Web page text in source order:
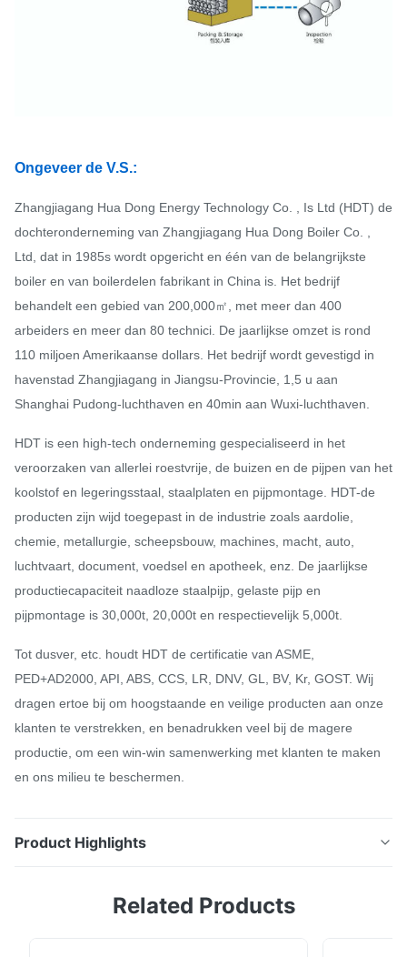
Ongeveer de V.S.:
Zhangjiagang Hua Dong Energy Technology Co. , Is Ltd (HDT) de
dochteronderneming van Zhangjiagang Hua Dong Boiler Co. ,
Ltd, dat in 1985s wordt opgericht en één van de belangrijkste
boiler en van boilerdelen fabrikant in China is. Het bedrijf
behandelt een gebied van 200,000㎡, met meer dan 400
arbeiders en meer dan 80 technici. De jaarlijkse omzet is rond
110 miljoen Amerikaanse dollars. Het bedrijf wordt gevestigd in
havenstad Zhangjiagang in Jiangsu-Provincie, 1,5 u aan
Shanghai Pudong-luchthaven en 40min aan Wuxi-luchthaven.
HDT is een high-tech onderneming gespecialiseerd in het
veroorzaken van allerlei roestvrije, de buizen en de pijpen van het
koolstof en legeringsstaal, staalplaten en pijpmontage. HDT-de
producten zijn wijd toegepast in de industrie zoals aardolie,
chemie, metallurgie, scheepsbouw, machines, macht, auto,
luchtvaart, document, voedsel en apotheek, enz. De jaarlijkse
productiecapaciteit naadloze staalpijp, gelaste pijp en
pijpmontage is 30,000t, 20,000t en respectievelijk 5,000t.
Tot dusver, etc. houdt HDT de certificatie van ASME,
PED+AD2000, API, ABS, CCS, LR, DNV, GL, BV, Kr, GOST. Wij
dragen ertoe bij om hoogstaande en veilige producten aan onze
klanten te verstrekken, en benadrukken veel bij de magere
productie, om een win-win samenwerking met klanten te maken
en ons milieu te beschermen.
Product Highlights
Graadelleboog Naadloze Stuiklasse de Pijpmontage
Related Products